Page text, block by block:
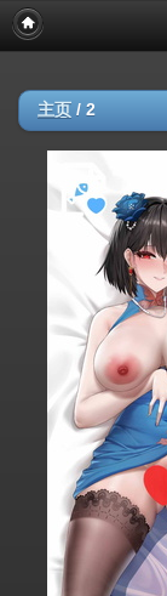
主页 / 2